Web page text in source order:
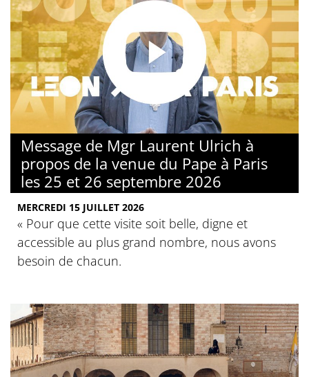
Message de Mgr Laurent Ulrich à
propos de la venue du Pape à Paris
les 25 et 26 septembre 2026
MERCREDI 15 JUILLET 2026
« Pour que cette visite soit belle, digne et
accessible au plus grand nombre, nous avons
besoin de chacun.